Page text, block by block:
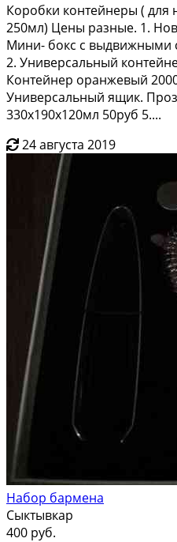
Коробки контейнеры ( для
250мл) Цены разные. 1.
Мини- бокс с выдвижными
2. Универсальный
Контейнер оранжевый
Универсальный ящик.
330х190х120мл 50руб 5....
24 августа 2019
Набор бармена
Сыктывкар
400 руб.